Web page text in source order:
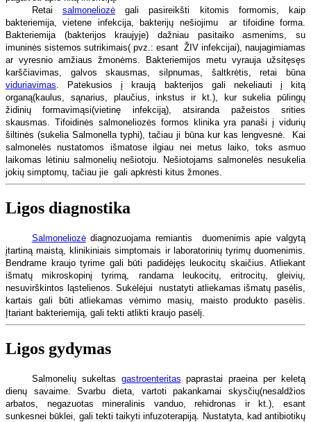
Retai salmoneliozėgali pasireikšti kitomis formomis, kaip
bakteriemija, vietene infekcija, bakterijų nešiojimu
ar tifoidine forma.
Bakteriemija (bakterijos kraujyje) dažniau pasitaiko asmenims, su
imuninės sistemos sutrikimais( pvz.: esant ŽIV infekcijai), naujagimiamas
ar vyresnio amžiaus žmonėms. Bakteriemijos metu vyrauja užsitęsęs
karščiavimas, galvos skausmas, silpnumas, šaltkrėtis, retai būna
viduriavimas . Patekusios į kraują bakterijos gali nekeliauti į kitą
organą(kaulus, sąnarius, plaučius, inkstus ir kt.), kur sukelia pūlingų
židinių formavimąsi(vietinę infekciją), atsiranda pažeistos srities
skausmas. Tifoidinės salmoneliozės formos klinika yra panaši į vidurių
šiltinės (sukelia Salmonella typhi), tačiau ji būna kur kas lengvesnė.
Kai
salmonelės nustatomos išmatose ilgiau nei metus laiko, toks asmuo
laikomas lėtiniu salmonelių nešiotoju. Nešiotojams salmonelės nesukelia
jokių simptomų, tačiau jie gali apkrėsti kitus žmones.
Ligos diagnostika
Salmoneliozėdiagnozuojama remiantis
duomenimis apie valgytą
įtartiną maistą, klinikiniais simptomais ir laboratorinių tyrimų duomenimis.
Bendrame kraujo tyrime gali būti padidėjęs leukocitų skaičius. Atliekant
išmatų mikroskopinį tyrimą, randama leukocitų, eritrocitų, gleivių,
nesuvirškintos ląstelienos. Sukėlėjui
nustatyti atliekamas išmatų pasėlis,
kartais gali būti atliekamas vėmimo masių, maisto produkto pasėlis.
Įtariant bakteriemiją, gali tekti atlikti kraujo pasėlį.
Ligos gydymas
Salmonelių sukeltas gastroenteritas paprastai praeina per keletą
dienų savaime. Svarbu dieta, vartoti pakankamai skysčių(nesaldžios
arbatos, negazuotas mineralinis vanduo, rehidronas ir kt.), esant
sunkesnei būklei, gali tekti taikyti infuzoterapiją. Nustatyta, kad antibiotikų